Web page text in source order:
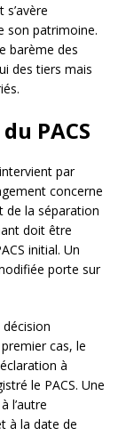
son patrimoine.
barème des
des tiers mais
PACS
par
concerne
de la séparation
doit être
initial. Un
porte sur
décision
cas, le
à
le PACS. Une
l’autre
à la date de